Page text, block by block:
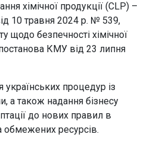
хімічної продукції (CLP) –
10 травня 2024 р. № 539,
щодо безпечності хімічної
КМУ від 23 липня
процедур із
а також надання бізнесу
до нових правил в
обмежених ресурсів.